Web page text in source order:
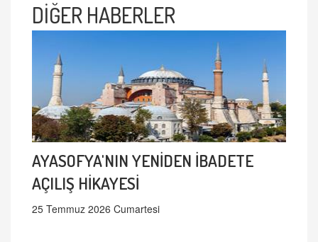
DİĞER HABERLER
AYASOFYA'NIN YENİDEN İBADETE
AÇILIŞ HİKAYESİ
25 Temmuz 2026 Cumartesi